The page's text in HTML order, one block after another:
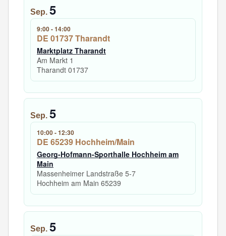
Sep. 5
9:00-14:00
DE 01737 Tharandt
Marktplatz Tharandt
Am Markt 1
Tharandt 01737
Sep. 5
10:00-12:30
DE 65239 Hochheim/Main
Georg-Hofmann-Sporthalle Hochheim am
Main
Massenheimer Landstraße 5-7
Hochheim am Main 65239
Sep. 5